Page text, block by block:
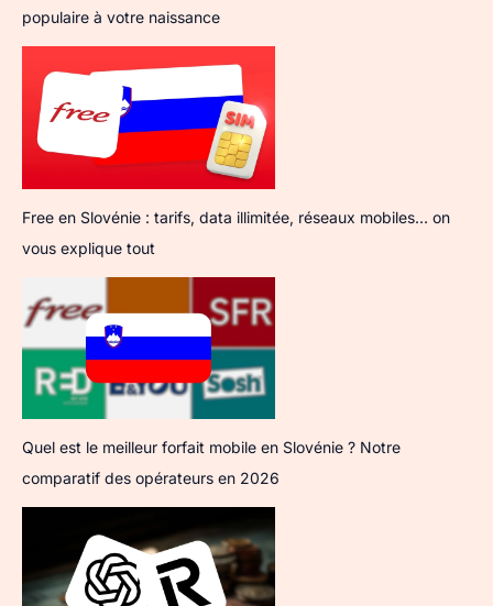
populaire à votre naissance
Free en Slovénie : tarifs, data illimitée, réseaux mobiles… on
vous explique tout
Quel est le meilleur forfait mobile en Slovénie ? Notre
comparatif des opérateurs en 2026